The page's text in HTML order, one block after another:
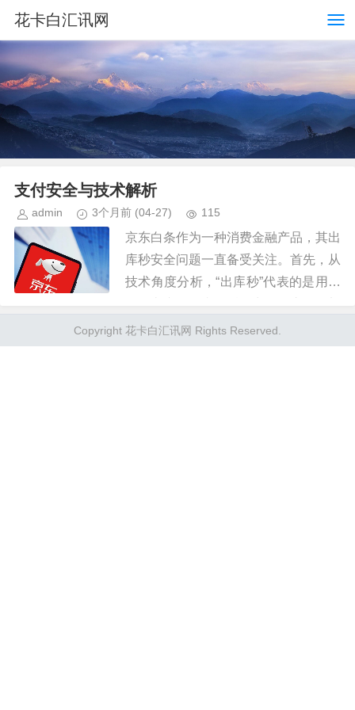
花卡白汇讯网
支付安全与技术解析
admin 3个月前 (04-27) 115
京东白条作为一种消费金融产品，其出
库秒安全问题一直备受关注。首先，从
技术角度分析，“出库秒”代表的是用户
被锁定并准备发货，这一过程在技术上
实现迅速准确。这得益于先进的...
Copyright 花卡白汇讯网 Rights Reserved.